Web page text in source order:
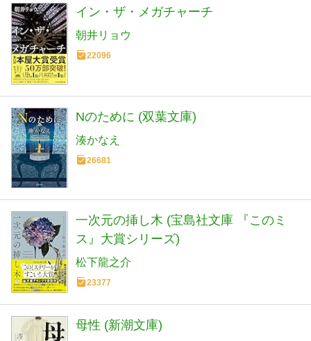
イン・ザ・メガチャーチ
朝井リョウ
22096
Nのために (双葉文庫)
湊かなえ
26681
一次元の挿し木 (宝島社文庫 『このミ
ス』大賞シリーズ)
松下龍之介
23377
母性 (新潮文庫)